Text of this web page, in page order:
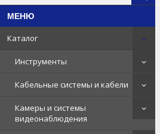
Каталог
Инструменты
Кабельные системы и кабели
Камеры и системы
видеонаблюдения